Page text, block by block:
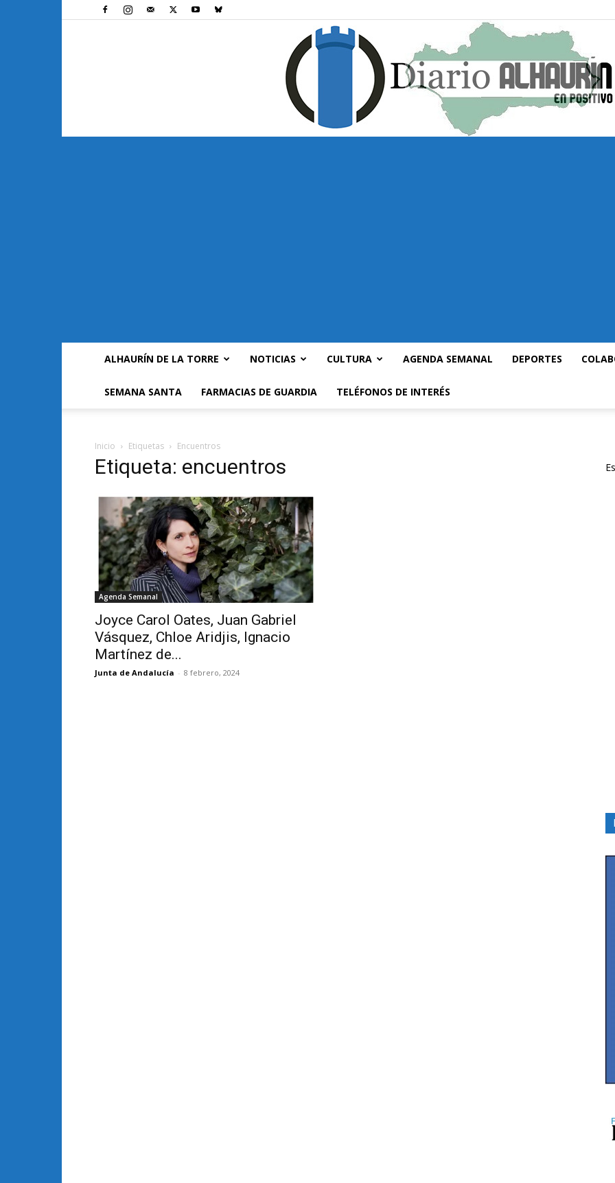
ALHAURÍN DE LA TORRE NOTICIAS CULTURA AGENDA SEMANAL DEPORTES
SEMANA SANTA FARMACIAS DE GUARDIA TELÉFONOS DE INTERÉS
Inicio Etiquetas Encuentros
Etiqueta: encuentros
Agenda Semanal
Joyce Carol Oates, Juan Gabriel
Vásquez, Chloe Aridjis, Ignacio
Martínez de...
Junta de Andalucía - 8 febrero, 2024